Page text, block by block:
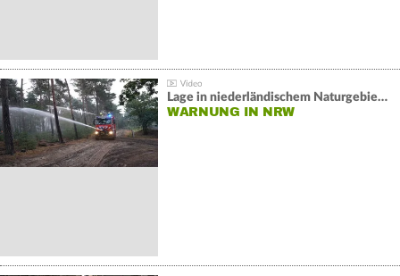
Lage in niederländischem Naturgebiet stabil
WARNUNG IN NRW